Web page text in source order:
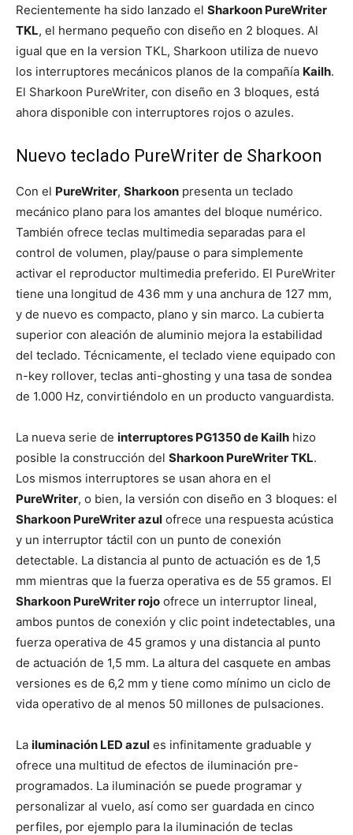
Recientemente ha sido lanzado el Sharkoon PureWriter
TKL, el hermano pequeño con diseño en 2 bloques. Al
igual que en la version TKL, Sharkoon utiliza de nuevo
los interruptores mecánicos planos de la compañía Kailh.
El Sharkoon PureWriter, con diseño en 3 bloques, está
ahora disponible con interruptores rojos o azules.
Nuevo teclado PureWriter de Sharkoon
Con el PureWriter, Sharkoon presenta un teclado
mecánico plano para los amantes del bloque numérico.
También ofrece teclas multimedia separadas para el
control de volumen, play/pause o para simplemente
activar el reproductor multimedia preferido. El PureWriter
tiene una longitud de 436 mm y una anchura de 127 mm,
y de nuevo es compacto, plano y sin marco. La cubierta
superior con aleación de aluminio mejora la estabilidad
del teclado. Técnicamente, el teclado viene equipado con
n-key rollover, teclas anti-ghosting y una tasa de sondea
de 1.000 Hz, convirtiéndolo en un producto vanguardista.
La nueva serie de interruptores PG1350 de Kailh hizo
posible la construcción del Sharkoon PureWriter TKL.
Los mismos interruptores se usan ahora en el
PureWriter, o bien, la versión con diseño en 3 bloques: el
Sharkoon PureWriter azul ofrece una respuesta acústica
y un interruptor táctil con un punto de conexión
detectable. La distancia al punto de actuación es de 1,5
mm mientras que la fuerza operativa es de 55 gramos. El
Sharkoon PureWriter rojo ofrece un interruptor lineal,
ambos puntos de conexión y clic point indetectables, una
fuerza operativa de 45 gramos y una distancia al punto
de actuación de 1,5 mm. La altura del casquete en ambas
versiones es de 6,2 mm y tiene como mínimo un ciclo de
vida operativo de al menos 50 millones de pulsaciones.
La iluminación LED azul es infinitamente graduable y
ofrece una multitud de efectos de iluminación pre-
programados. La iluminación se puede programar y
personalizar al vuelo, así como ser guardada en cinco
perfiles, por ejemplo para la iluminación de teclas